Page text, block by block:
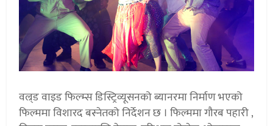
वल्र्ड वाइड फिल्म्स डिस्ट्रिव्यूसनको ब्यानरमा निर्माण भएको
फिल्ममा विशारद बस्नेतको निर्देशन छ । फिल्ममा गौरब पहारी ,